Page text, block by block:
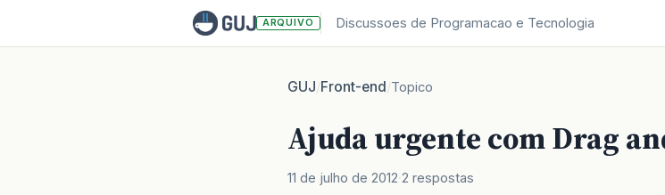
ARQUIVO Discussoes de Programacao e Tecnologia
GUJ/Front-end/Topico
Ajuda urgente com Drag
11 de julho de 2012 2 respostas